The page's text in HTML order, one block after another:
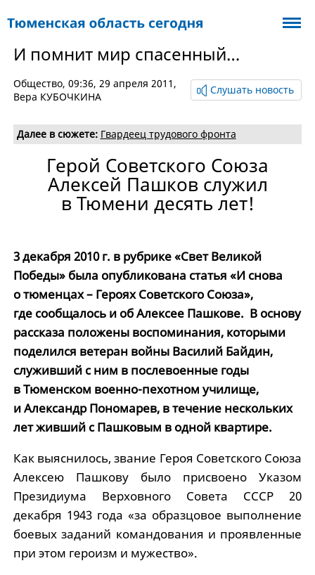
И помнит мир спасенный…
Общество, 09:36, 29 апреля 2011,
Вера КУБОЧКИНА
Слушать новость
Далее в сюжете: Гвардеец трудового фронта
Герой Советского Союза
Алексей Пашков служил
в Тюмени десять лет!
3 декабря 2010 г. в рубрике «Свет Великой
Победы» была опубликована статья «И снова
о тюменцах – Героях Советского Союза»,
где сообщалось и об Алексее Пашкове. В основу
рассказа положены воспоминания, которыми
поделился ветеран войны Василий Байдин,
служивший с ним в послевоенные годы
в Тюменском военно-пехотном училище,
и Александр Пономарев, в течение нескольких
лет живший с Пашковым в одной квартире.
Как выяснилось, звание Героя Советского Союза
Алексею Пашкову было присвоено Указом
Президиума Верховного Совета СССР 20
декабря 1943 года «за образцовое выполнение
боевых заданий командования и проявленные
при этом героизм и мужество».